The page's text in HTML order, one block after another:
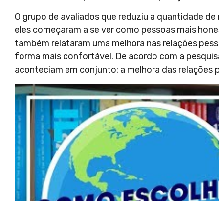
O grupo de avaliados que reduziu a quantidade
eles começaram a se ver como pessoas mais
também relataram uma melhora nas relações
forma mais confortável. De acordo com a
aconteciam em conjunto: a melhora das relações